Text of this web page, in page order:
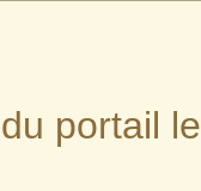
portail